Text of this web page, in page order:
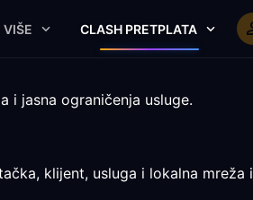
VIŠE CLASH PRETPLATA
i jasna ograničenja usluge.
klijent, usluga i lokalna mreža i